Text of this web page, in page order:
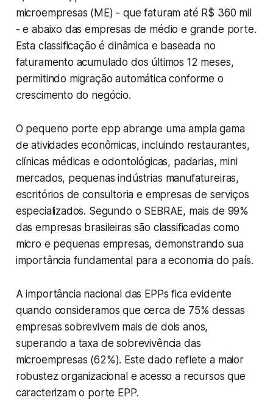
microempresas (ME) - que faturam até R$ 360 mil
- e abaixo das empresas de médio e grande porte.
Esta classificação é dinâmica e baseada no
faturamento acumulado dos últimos 12 meses,
permitindo migração automática conforme o
crescimento do negócio.
O pequeno porte epp abrange uma ampla gama
de atividades econômicas, incluindo restaurantes,
clínicas médicas e odontológicas, padarias, mini
mercados, pequenas indústrias manufatureiras,
escritórios de consultoria e empresas de serviços
especializados. Segundo o SEBRAE, mais de 99%
das empresas brasileiras são classificadas como
micro e pequenas empresas, demonstrando sua
importância fundamental para a economia do país.
A importância nacional das EPPs fica evidente
quando consideramos que cerca de 75% dessas
empresas sobrevivem mais de dois anos,
superando a taxa de sobrevivência das
microempresas (62%). Este dado reflete a maior
robustez organizacional e acesso a recursos que
caracterizam o porte EPP.